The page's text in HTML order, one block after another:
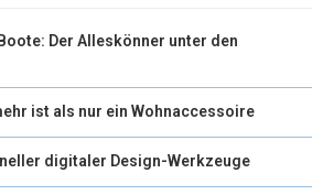
Der Alleskönner unter den
ist als nur ein Wohnaccessoire
digitaler Design-Werkzeuge